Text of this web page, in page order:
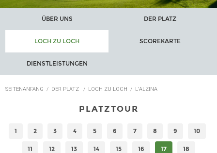
ÜBER UNS DER PLATZ
LOCH ZU LOCH SCOREKARTE
DIENSTLEISTUNGEN
SEITENANFANG / DER PLATZ / LOCH ZU LOCH / L'ALZINA
PLATZTOUR
1 2 3 4 5 6 7 8 9 10
11 12 13 14 15 16 17 18